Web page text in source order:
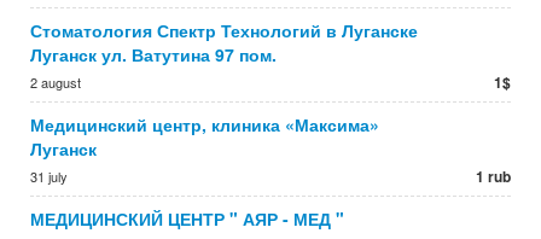
Стоматология Спектр Технологий в Луганске
Луганск ул. Ватутина 97 пом.
2 august 1$
Медицинский центр, клиника «Максима»
Луганск
31 july 1 rub
МЕДИЦИНСКИЙ ЦЕНТР " АЯР - МЕД "